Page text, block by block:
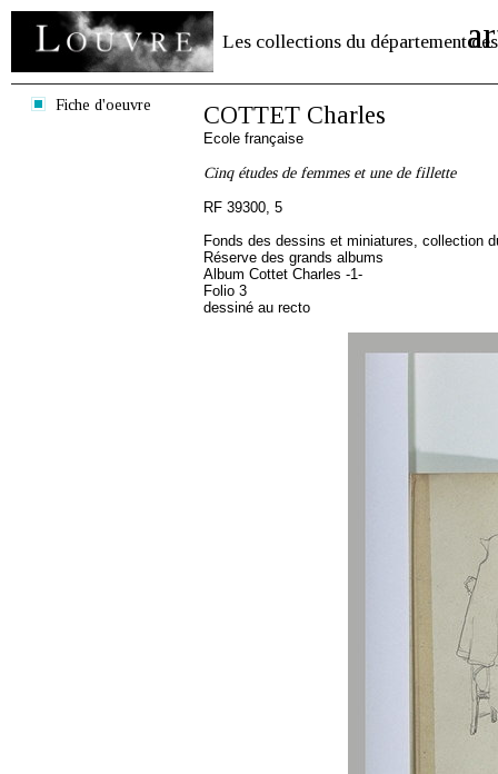
Les collections du département des
Fiche d'oeuvre COTTET Charles
Ecole française
Cinq études de femmes et une de fillette
RF 39300, 5
Fonds des dessins et miniatures, collection
Réserve des grands albums
Album Cottet Charles -1-
Folio 3
dessiné au recto